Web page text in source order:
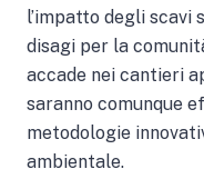
l’impatto degli
disagi per la
accade nei cantieri
saranno comunque
metodologie
ambientale.